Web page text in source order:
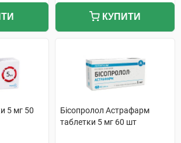
КУПИТИ
5 мг 50
Бісопролол Астрафарм
таблетки 5 мг 60 шт